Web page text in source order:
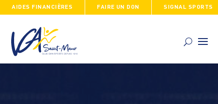
AIDES FINANCIÈRES FAIRE UN DON SIGNAL SPORTS